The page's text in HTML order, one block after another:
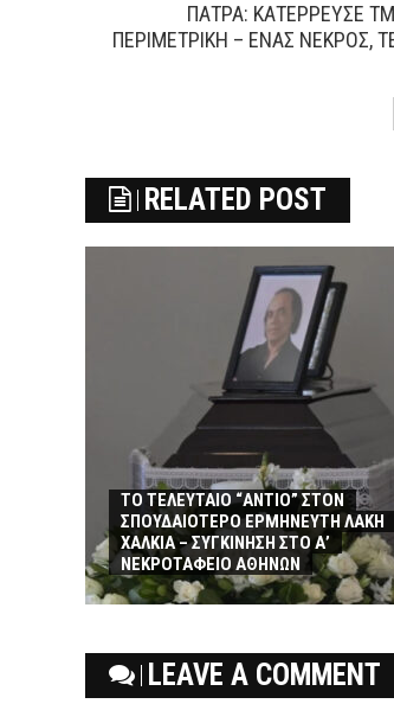
ΠΑΤΡΑ: ΚΑΤΕΡΡΕΥΣΕ
ΠΕΡΙΜΕΤΡΙΚΗ – ΕΝΑΣ ΝΕΚΡΟΣ,
RELATED POST
ΤΟ ΤΕΛΕΥΤΑΙΟ “ΑΝΤΙΟ” ΣΤΟΝ
ΣΠΟΥΔΑΙΟΤΕΡΟ ΕΡΜΗΝΕΥΤΗ ΛΑΚΗ
ΧΑΛΚΙΑ – ΣΥΓΚΙΝΗΣΗ ΣΤΟ Α’
ΝΕΚΡΟΤΑΦΕΙΟ ΑΘΗΝΩΝ
LEAVE A COMMENT